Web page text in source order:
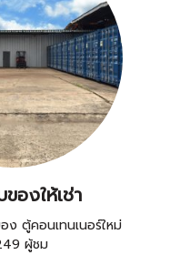
องให้เช่า
อง ตู้คอนเทนเนอร์ใหม่
ผู้ชม